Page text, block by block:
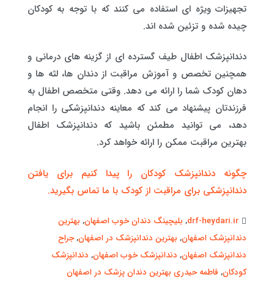
تجهیزات ویژه ای استفاده می کنند که با توجه به کودکان
چیده شده و تزئین شده اند.
دندانپزشک اطفال طیف گسترده ای از گزینه های درمانی و
همچنین تخصص و آموزش مراقبت از دندان ها، لثه ها و
دهان کودک شما را ارائه می دهد. وقتی متخصص اطفال به
فرزندتان پیشنهاد می کند که معاینه دندانپزشکی را انجام
دهد، می توانید مطمئن باشید که دندانپزشک اطفال
بهترین مراقبت ممکن را ارائه خواهد کرد.
چگونه دندانپزشک کودکان را پیدا کنیم برای یافتن
دندانپزشکی برای مراقبت از کودک با ما تماس بگیرید.
drf-heydari.ir
, بلیچینگ دندان خوب اصفهان, بهترین
دندانپزشک اصفهان, بهترین دندانپزشک در اصفهان,جراح
دندانپزشک اصفهان, دندانپزشک خوب اصفهان, دندانپزشک
کودکان, فاطمه حیدری بهترین دندان پزشک در اصفهان